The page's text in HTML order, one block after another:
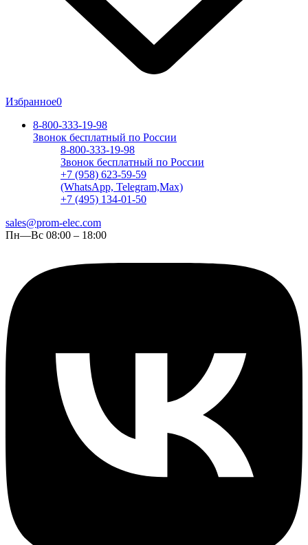
Избранное0
8-800-333-19-98
Звонок бесплатный по России
8-800-333-19-98
Звонок бесплатный по России
+7 (958) 623-59-59
(WhatsApp, Telegram,Max)
+7 (495) 134-01-50
sales@prom-elec.com
Пн—Вс 08:00 – 18:00